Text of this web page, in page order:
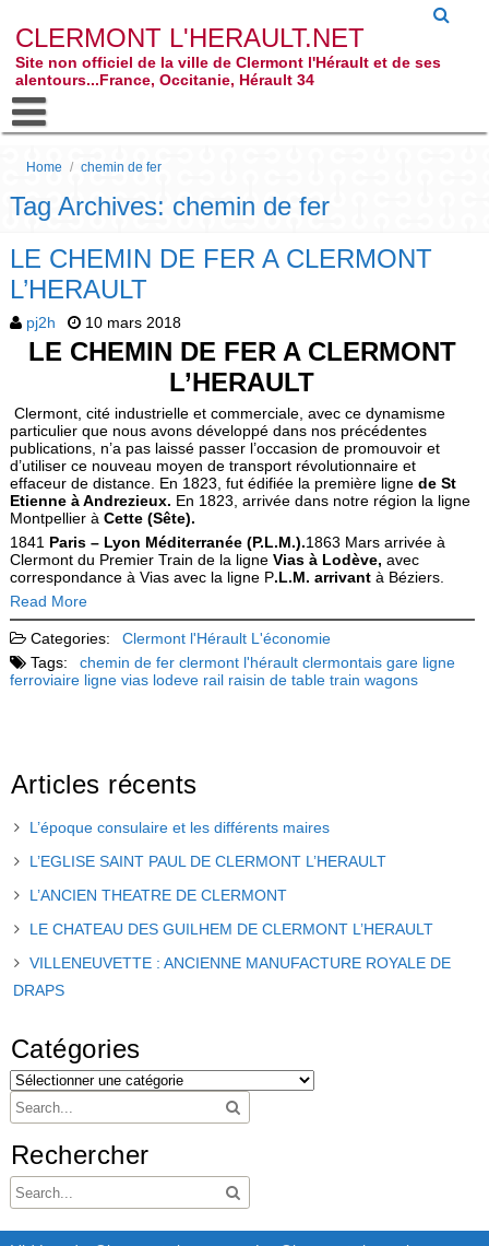
CLERMONT L'HERAULT.NET
Site non officiel de la ville de Clermont l'Hérault et de ses
alentours...France, Occitanie, Hérault 34
Home / chemin de fer
Tag Archives: chemin de fer
LE CHEMIN DE FER A CLERMONT
L’HERAULT
pj2h 10 mars 2018
LE CHEMIN DE FER A CLERMONT
L’HERAULT
Clermont, cité industrielle et commerciale, avec ce dynamisme
particulier que nous avons développé dans nos précédentes
publications, n’a pas laissé passer l’occasion de promouvoir et
d’utiliser ce nouveau moyen de transport révolutionnaire et
effaceur de distance. En 1823, fut édifiée la première ligne de St
Etienne à Andrezieux. En 1823, arrivée dans notre région la ligne
Montpellier à Cette (Sête).
1841 Paris – Lyon Méditerranée (P.L.M.).1863 Mars arrivée à
Clermont du Premier Train de la ligne Vias à Lodève, avec
correspondance à Vias avec la ligne P.L.M. arrivant à Béziers.
Read More
Categories: Clermont l'Hérault L'économie
Tags:
chemin de fer clermont l'hérault clermontais gare ligne
ferroviaire ligne vias lodeve rail raisin de table train wagons
Articles récents
L’époque consulaire et les différents maires
L’EGLISE SAINT PAUL DE CLERMONT L’HERAULT
L’ANCIEN THEATRE DE CLERMONT
LE CHATEAU DES GUILHEM DE CLERMONT L’HERAULT
VILLENEUVETTE : ANCIENNE MANUFACTURE ROYALE DE
DRAPS
Catégories
Rechercher